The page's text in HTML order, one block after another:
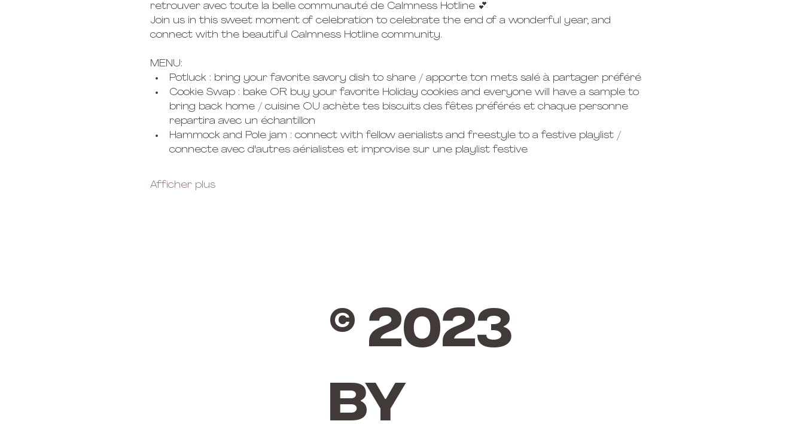
retrouver avec toute la belle communauté de Calmness Hotline 💕
Join us in this sweet moment of celebration to celebrate the end of a wonderful year, and
connect with the beautiful Calmness Hotline community.
MENU:
Potluck : bring your favorite savory dish to share / apporte ton mets salé à partager préféré
Cookie Swap : bake OR buy your favorite Holiday cookies and everyone will have a sample to
bring back home / cuisine OU achète tes biscuits des fêtes préférés et chaque personne
repartira avec un échantillon
Hammock and Pole jam : connect with fellow aerialists and freestyle to a festive playlist /
connecte avec d'autres aérialistes et improvise sur une playlist festive
Afficher plus
© 2023
by